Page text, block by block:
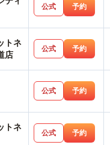
公式 予約
トネ
店
公式 予約
公式 予約
トネ
公式 予約